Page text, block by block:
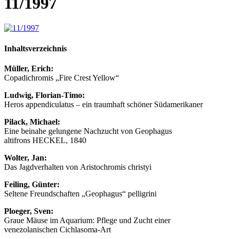
Inhaltsverzeichnis
Müller, Erich:
Copadichromis „Fire Crest Yellow“
Ludwig, Florian-Timo:
Heros appendiculatus – ein traumhaft schöner Südamerikaner
Pilack, Michael:
Eine beinahe gelungene Nachzucht von Geophagus
altifrons HECKEL, 1840
Wolter, Jan:
Das Jagdverhalten von Aristochromis christyi
Feiling, Günter:
Seltene Freundschaften „Geophagus“ pelligrini
Ploeger, Sven:
Graue Mäuse im Aquarium: Pflege und Zucht einer
venezolanischen Cichlasoma-Art